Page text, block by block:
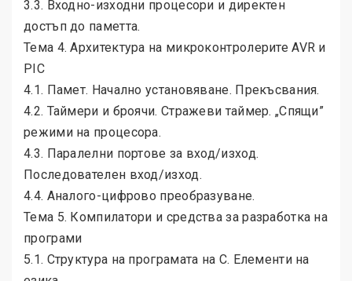
3.3. Входно-изходни процесори и директен
достъп до паметта.
Тема 4. Архитектура на микроконтролерите AVR и
PIC
4.1. Памет. Начално установяване. Прекъсвания.
4.2. Таймери и броячи. Стражеви таймер. „Спящи”
режими на процесора.
4.3. Паралелни портове за вход/изход.
Последователен вход/изход.
4.4. Аналого-цифрово преобразуване.
Тема 5. Компилатори и средства за разработка на
програми
5.1. Структура на програмата на C. Елементи на